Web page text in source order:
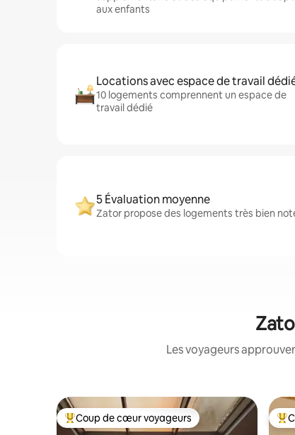
aux enfants
Locations avec espace de travail
10 logements comprennent un espace de
travail dédié
5 Évaluation moyenne
Zator propose des logements très bien
Les voyageurs
Coups de cœur voyageurs les plus appréciés
Coup de cœur voyageurs